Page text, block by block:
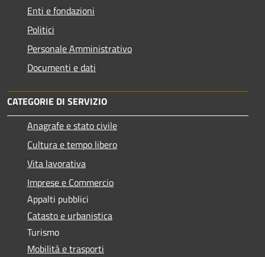
Enti e fondazioni
Politici
Personale Amministrativo
Documenti e dati
CATEGORIE DI SERVIZIO
Anagrafe e stato civile
Cultura e tempo libero
Vita lavorativa
Imprese e Commercio
Appalti pubblici
Catasto e urbanistica
Turismo
Mobilità e trasporti